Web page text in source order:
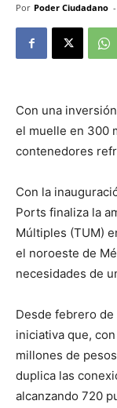
Por Poder Ciudadano -
Con una
el muelle en 300
contenedores
Con la
Ports finaliza la
Múltiples (TUM)
el noroeste de
necesidades de
Desde febrero
iniciativa que,
millones de
duplica las
alcanzando 720